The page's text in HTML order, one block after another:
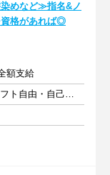
めなど≫指名&ノ
格があれば◎
額支給
週1日以上 1日3時間以上 シフト自由・自己申告